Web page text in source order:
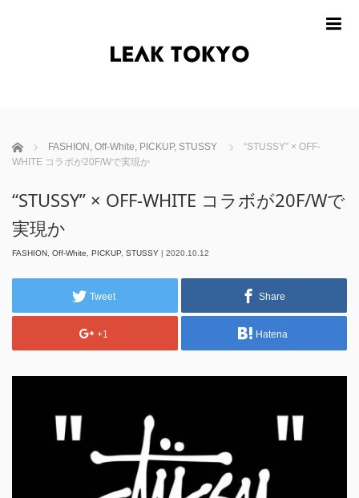
ホーム FASHION , Off-White, PICKUP, STUSSY
“STUSSY” × OFF-
WHITE コラボが20F/Wで実現か
“STUSSY” × OFF-WHITE コラボが20F/Wで
実現か
FASHION Off-White PICKUP STUSSY | 2020.10.12
Tweet Share
+1 Hatena